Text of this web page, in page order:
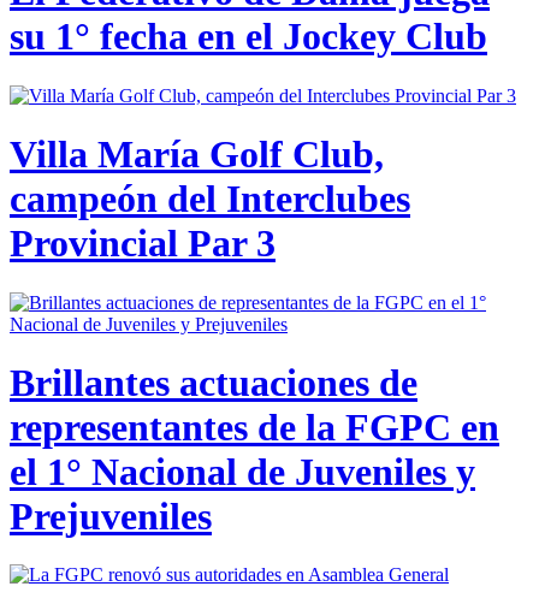
su 1° fecha en el Jockey Club
Villa María Golf Club,
campeón del Interclubes
Provincial Par 3
Brillantes actuaciones de
representantes de la FGPC en
el 1° Nacional de Juveniles y
Prejuveniles